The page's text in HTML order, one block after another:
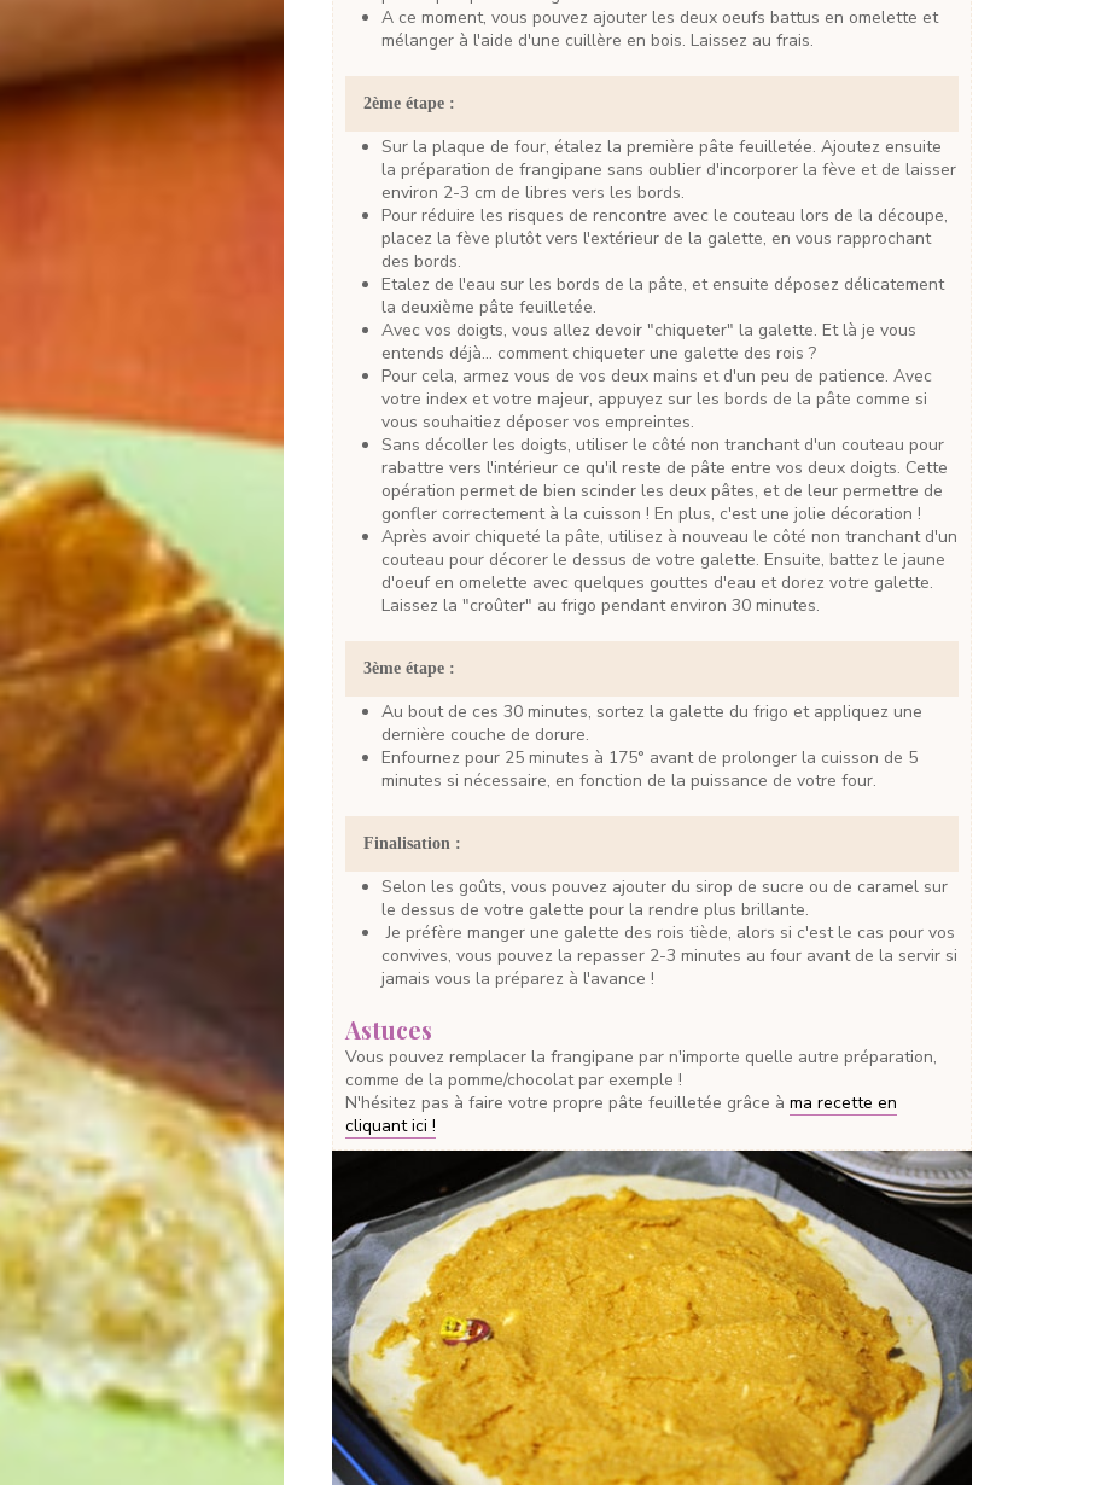
A ce moment, vous pouvez ajouter les deux oeufs battus en omelette et
mélanger à l'aide d'une cuillère en bois. Laissez au frais.
2ème étape :
Sur la plaque de four, étalez la première pâte feuilletée. Ajoutez ensuite
la préparation de frangipane sans oublier d'incorporer la fève et de laisser
environ 2-3 cm de libres vers les bords.
Pour réduire les risques de rencontre avec le couteau lors de la découpe,
placez la fève plutôt vers l'extérieur de la galette, en vous rapprochant
des bords.
Etalez de l'eau sur les bords de la pâte, et ensuite déposez délicatement
la deuxième pâte feuilletée.
Avec vos doigts, vous allez devoir "chiqueter" la galette. Et là je vous
entends déjà... comment chiqueter une galette des rois ?
Pour cela, armez vous de vos deux mains et d'un peu de patience. Avec
votre index et votre majeur, appuyez sur les bords de la pâte comme si
vous souhaitiez déposer vos empreintes.
Sans décoller les doigts, utiliser le côté non tranchant d'un couteau pour
rabattre vers l'intérieur ce qu'il reste de pâte entre vos deux doigts. Cette
opération permet de bien scinder les deux pâtes, et de leur permettre de
gonfler correctement à la cuisson ! En plus, c'est une jolie décoration !
Après avoir chiqueté la pâte, utilisez à nouveau le côté non tranchant d'un
couteau pour décorer le dessus de votre galette. Ensuite, battez le jaune
d'oeuf en omelette avec quelques gouttes d'eau et dorez votre galette.
Laissez la "croûter" au frigo pendant environ 30 minutes.
3ème étape :
Au bout de ces 30 minutes, sortez la galette du frigo et appliquez une
dernière couche de dorure.
Enfournez pour 25 minutes à 175° avant de prolonger la cuisson de 5
minutes si nécessaire, en fonction de la puissance de votre four.
Finalisation :
Selon les goûts, vous pouvez ajouter du sirop de sucre ou de caramel sur
le dessus de votre galette pour la rendre plus brillante.
Je préfère manger une galette des rois tiède, alors si c'est le cas pour vos
convives, vous pouvez la repasser 2-3 minutes au four avant de la servir si
jamais vous la préparez à l'avance !
Astuces
Vous pouvez remplacer la frangipane par n'importe quelle autre préparation,
comme de la pomme/chocolat par exemple !
N'hésitez pas à faire votre propre pâte feuilletée grâce à ma recette en
cliquant ici !